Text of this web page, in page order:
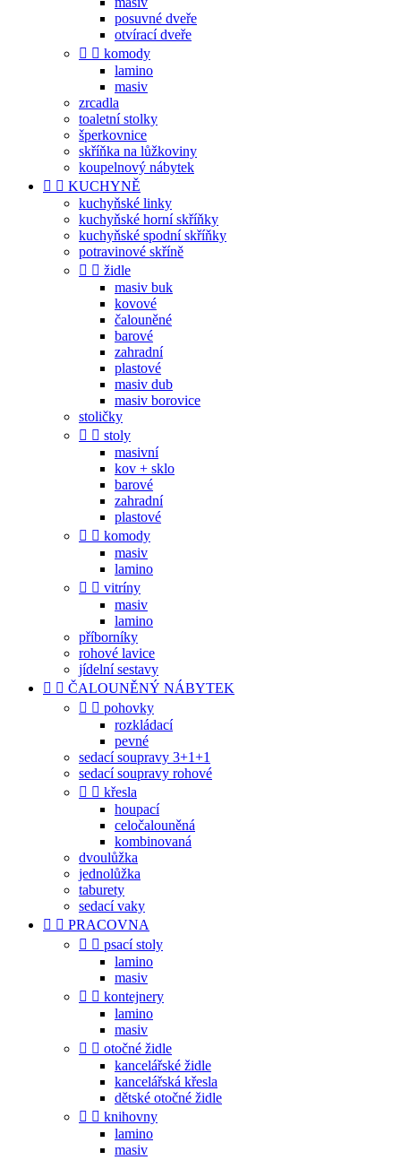
posuvné dveře
otvírací dveře
  komody
lamino
masiv
zrcadla
toaletní stolky
šperkovnice
skříňka na lůžkoviny
koupelnový nábytek
  KUCHYNĚ
kuchyňské linky
kuchyňské horní skříňky
kuchyňské spodní skříňky
potravinové skříně
  židle
masiv buk
kovové
čalouněné
barové
zahradní
plastové
masiv dub
masiv borovice
stoličky
  stoly
masivní
kov + sklo
barové
zahradní
plastové
  komody
masiv
lamino
  vitríny
masiv
lamino
příborníky
rohové lavice
jídelní sestavy
  ČALOUNĚNÝ NÁBYTEK
  pohovky
rozkládací
pevné
sedací soupravy 3+1+1
sedací soupravy rohové
  křesla
houpací
celočalouněná
kombinovaná
dvoulůžka
jednolůžka
taburety
sedací vaky
  PRACOVNA
  psací stoly
lamino
masiv
  kontejnery
lamino
masiv
  otočné židle
kancelářské židle
kancelářská křesla
dětské otočné židle
  knihovny
lamino
masiv